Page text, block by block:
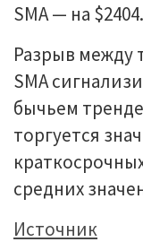
SMA — на $2404.
Разрыв между
SMA
бычьем
торгуется
средних
Источник